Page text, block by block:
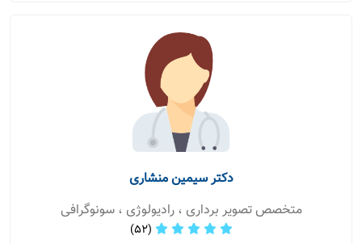
دکتر سیمین منشاری
متخصص تصویر برداری ، رادیولوژی ، سونوگرافی
(52)